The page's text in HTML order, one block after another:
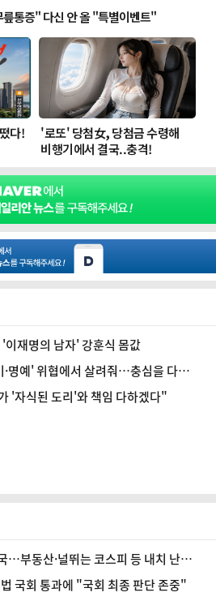
재명의 남자' 강훈식 몸값
명예' 위협에서 살려줘…충심을 다하
'자식된 도리'와 책임 다하겠다"
…부동산·널뛰는 코스피 등 내치 난제
국회 통과에 "국회 최종 판단 존중"